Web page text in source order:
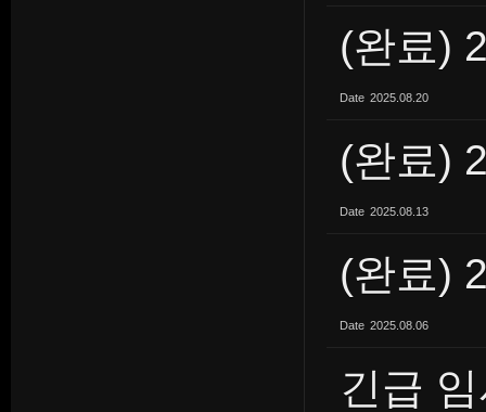
(완료)
Date 2025.08.20
(완료)
Date 2025.08.13
(완료)
Date 2025.08.06
긴급